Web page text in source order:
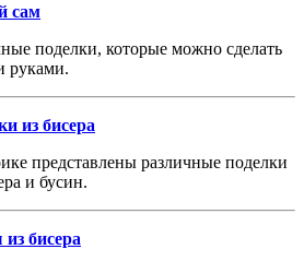
сам
поделки, которые можно сделать
руками.
из бисера
представлены различные поделки
и бусин.
бисера